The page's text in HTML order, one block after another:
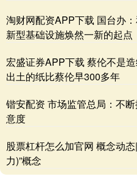
淘财网配资APP下载 国台办
新型基础设施焕然一新的起点
宏盛证券APP下载 蔡伦不是
出土的纸比蔡伦早300多年
锴安配资 市场监管总局：不
意度
股票杠杆怎么加官网 概念动
力)”概念